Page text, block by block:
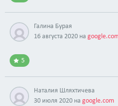
Галина Бурая
16 августа 2020 на
5
Наталия Шляхтичева
30 июля 2020 на google.com